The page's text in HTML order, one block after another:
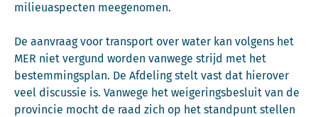
milieuaspecten meegenomen.
De aanvraag voor transport over water kan volgens het
MER niet vergund worden vanwege strijd met het
bestemmingsplan. De Afdeling stelt vast dat hierover
veel discussie is. Vanwege het weigeringsbesluit van de
provincie mocht de raad zich op het standpunt stellen